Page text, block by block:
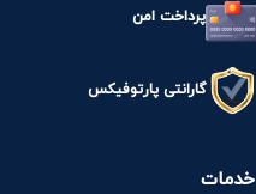
پرداخت امن
گارانتی پارتوفیکس
خدمات